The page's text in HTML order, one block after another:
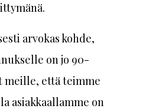
arvokas kohde,
on jo 90-
meille, että teimme
asiakkaallamme on